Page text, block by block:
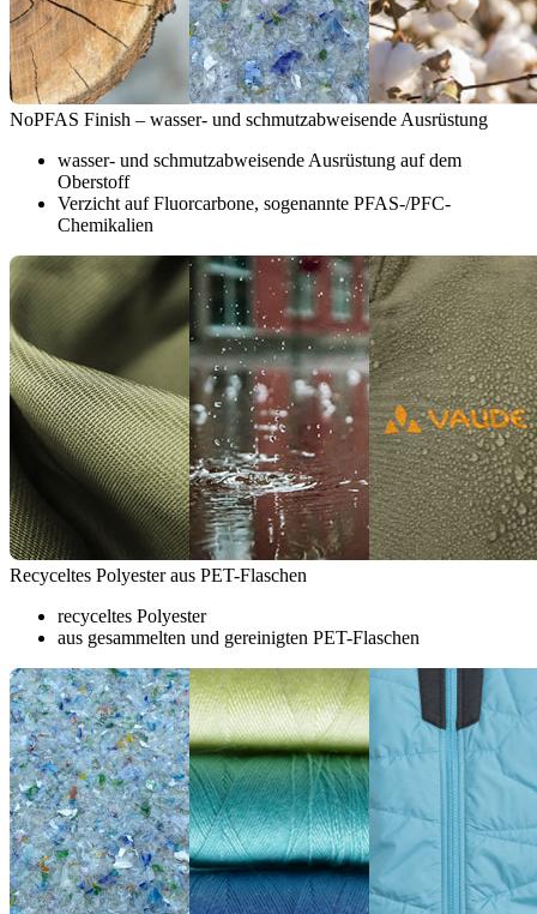
NoPFAS Finish – wasser- und schmutzabweisende Ausrüstung
wasser- und schmutzabweisende Ausrüstung auf dem
Oberstoff
Verzicht auf Fluorcarbone, sogenannte PFAS-/PFC-
Chemikalien
Recyceltes Polyester aus PET-Flaschen
recyceltes Polyester
aus gesammelten und gereinigten PET-Flaschen